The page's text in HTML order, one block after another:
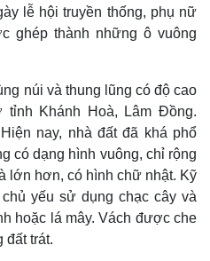
lễ hội truyền thống, phụ nữ
ghép thành những ô vuông
núi và thung lũng có độ cao
tỉnh Khánh Hoà, Lâm Ðồng.
nay, nhà đất đã khá phổ
có dạng hình vuông, chỉ rộng
lớn hơn, có hình chữ nhật. Kỹ
yếu sử dụng chạc cây và
hoặc lá mây. Vách được che
đất trát.